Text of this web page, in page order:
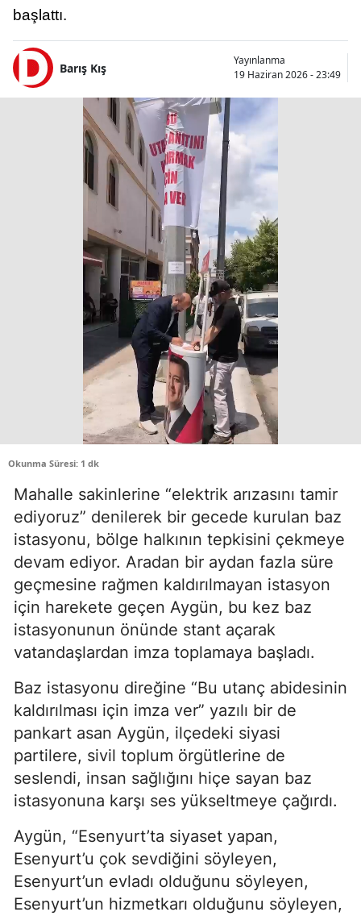
başlattı.
Barış Kış
Yayınlanma
19 Haziran 2026 - 23:49
Okunma Süresi: 1 dk
Mahalle sakinlerine “elektrik arızasını tamir
ediyoruz” denilerek bir gecede kurulan baz
istasyonu, bölge halkının tepkisini çekmeye
devam ediyor. Aradan bir aydan fazla süre
geçmesine rağmen kaldırılmayan istasyon
için harekete geçen Aygün, bu kez baz
istasyonunun önünde stant açarak
vatandaşlardan imza toplamaya başladı.
Baz istasyonu direğine “Bu utanç abidesinin
kaldırılması için imza ver” yazılı bir de
pankart asan Aygün, ilçedeki siyasi
partilere, sivil toplum örgütlerine de
seslendi, insan sağlığını hiçe sayan baz
istasyonuna karşı ses yükseltmeye çağırdı.
Aygün, “Esenyurt’ta siyaset yapan,
Esenyurt’u çok sevdiğini söyleyen,
Esenyurt’un evladı olduğunu söyleyen,
Esenyurt’un hizmetkarı olduğunu söyleyen,